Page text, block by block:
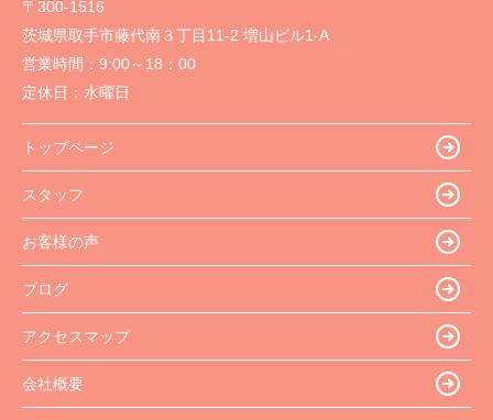
〒300-1516
茨城県取手市藤代南３丁目11-2 増山ビル1-A
営業時間： 9:00～18：00
定休日： 水曜日
トップページ
スタッフ
お客様の声
ブログ
アクセスマップ
会社概要